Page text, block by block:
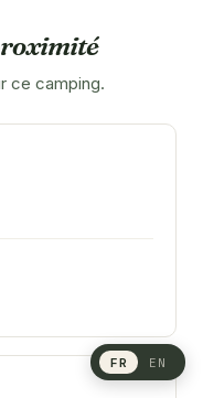
ce camping.
FR EN